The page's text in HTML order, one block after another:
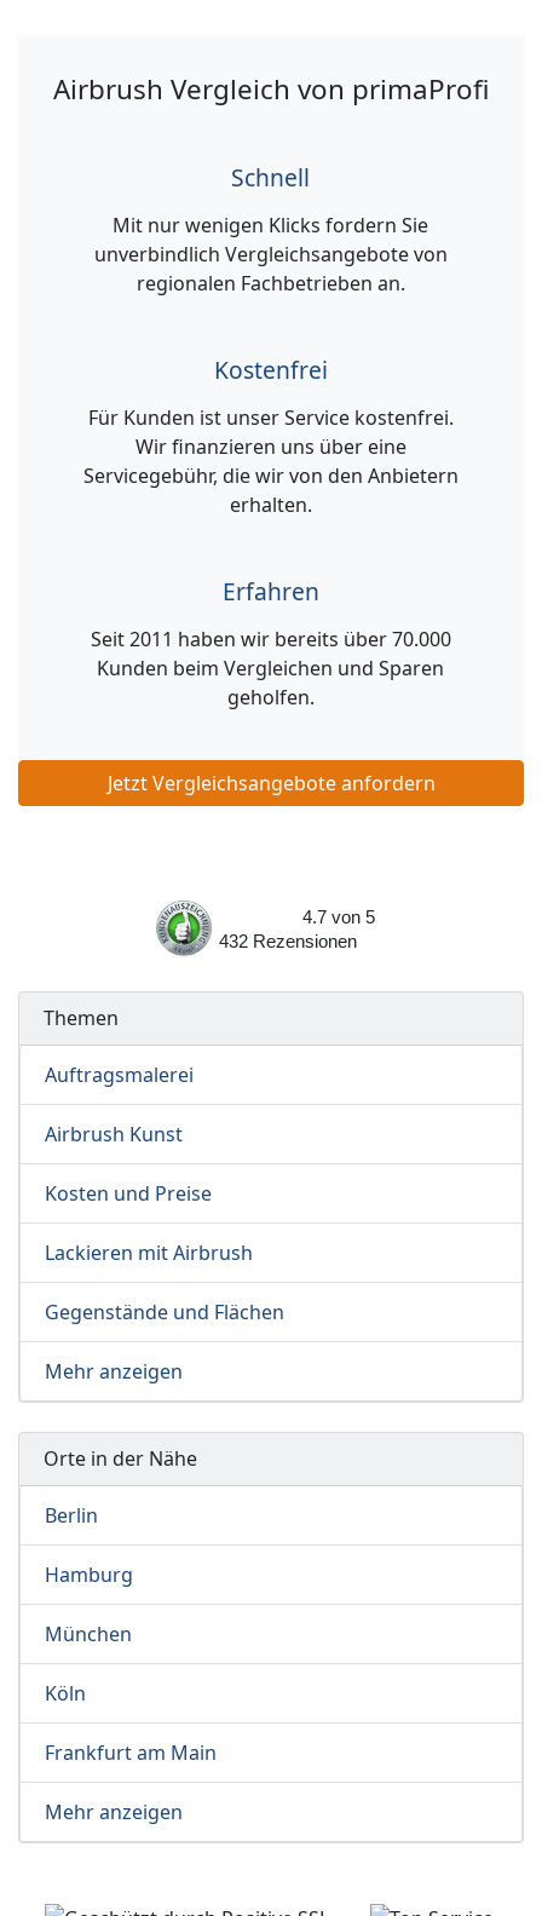
Airbrush Vergleich von primaProfi
Schnell
Mit nur wenigen Klicks fordern Sie
unverbindlich Vergleichsangebote von
regionalen Fachbetrieben an.
Kostenfrei
Für Kunden ist unser Service kostenfrei.
Wir finanzieren uns über eine
Servicegebühr, die wir von den Anbietern
erhalten.
Erfahren
Seit 2011 haben wir bereits über 70.000
Kunden beim Vergleichen und Sparen
geholfen.
Jetzt Vergleichsangebote anfordern
4.7 von 5
432
Rezensionen
Themen
Auftragsmalerei
Airbrush Kunst
Kosten und Preise
Lackieren mit Airbrush
Gegenstände und Flächen
Mehr anzeigen
Orte in der Nähe
Berlin
Hamburg
München
Köln
Frankfurt am Main
Mehr anzeigen